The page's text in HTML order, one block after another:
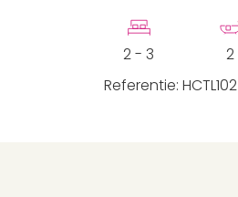
2 - 3 2
Referentie: HCTL102